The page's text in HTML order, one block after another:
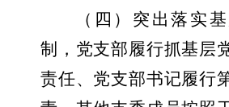
（四）突出落实
制，党支部履行抓基层
责任、党支部书记履行